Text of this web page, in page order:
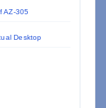
AZ-305
Desktop